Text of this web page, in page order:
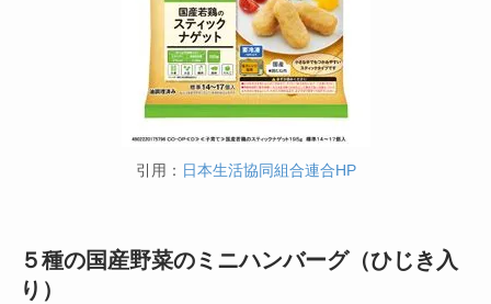
引用： 日本生活協同組合連合HP
５種の国産野菜のミニハンバーグ（ひじき入
り）